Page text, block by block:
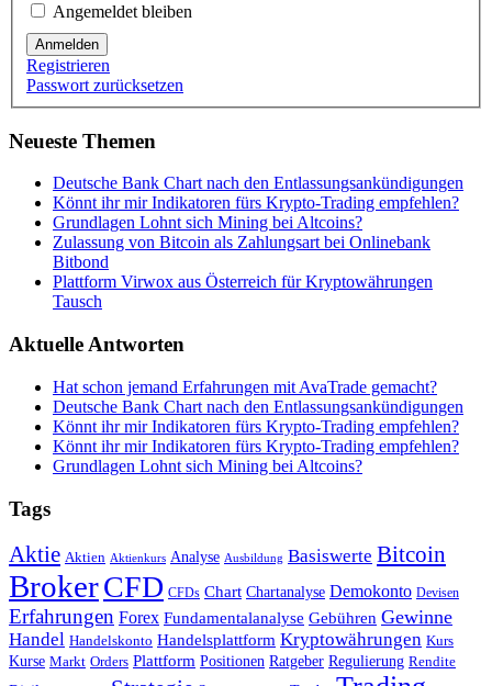
Angemeldet bleiben
Anmelden
Registrieren
Passwort zurücksetzen
Neueste Themen
Deutsche Bank Chart nach den Entlassungsankündigungen
Könnt ihr mir Indikatoren fürs Krypto-Trading empfehlen?
Grundlagen Lohnt sich Mining bei Altcoins?
Zulassung von Bitcoin als Zahlungsart bei Onlinebank
Bitbond
Plattform Virwox aus Österreich für Kryptowährungen
Tausch
Aktuelle Antworten
Hat schon jemand Erfahrungen mit AvaTrade gemacht?
Deutsche Bank Chart nach den Entlassungsankündigungen
Könnt ihr mir Indikatoren fürs Krypto-Trading empfehlen?
Könnt ihr mir Indikatoren fürs Krypto-Trading empfehlen?
Grundlagen Lohnt sich Mining bei Altcoins?
Tags
Aktie Aktien Aktienkurs Analyse Ausbildung Basiswerte Bitcoin
BrokerCFD CFDs Chart Chartanalyse Demokonto Devisen
Erfahrungen Forex Fundamentalanalyse Gebühren Gewinne
Handel Handelskonto Handelsplattform Kryptowährungen Kurs
Kurse Markt Orders Plattform Positionen Ratgeber Regulierung Rendite